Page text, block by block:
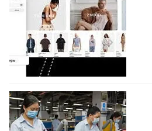
Компания BALLINA
Co., Ltd., основанная в 2011
Гуанчжоу, столице моды Китая,
профессиональной обувной
объединяющей разработку,
07.08.2026 518
На платформе Lamoda -
условия продвижения